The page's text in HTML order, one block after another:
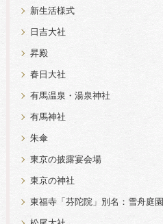
新生活様式
日吉大社
昇殿
春日大社
有馬温泉・湯泉神社
有馬神社
朱傘
東京の披露宴会場
東京の神社
東福寺「芬陀院」別名：雪舟庭園